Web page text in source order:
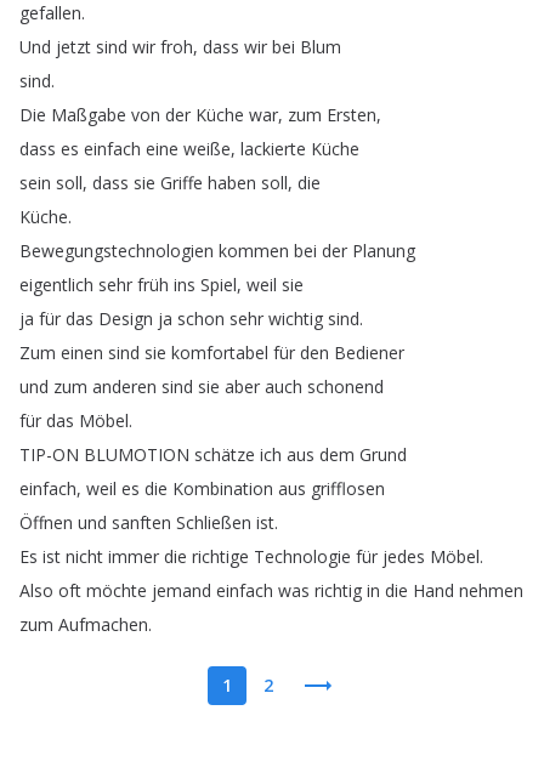
gefallen.
Und jetzt sind wir froh, dass wir bei Blum
sind.
Die Maßgabe von der Küche war, zum Ersten,
dass es einfach eine weiße, lackierte Küche
sein soll, dass sie Griffe haben soll, die
Küche.
Bewegungstechnologien kommen bei der Planung
eigentlich sehr früh ins Spiel, weil sie
ja für das Design ja schon sehr wichtig sind.
Zum einen sind sie komfortabel für den Bediener
und zum anderen sind sie aber auch schonend
für das Möbel.
TIP-ON BLUMOTION schätze ich aus dem Grund
einfach, weil es die Kombination aus grifflosen
Öffnen und sanften Schließen ist.
Es ist nicht immer die richtige Technologie für jedes Möbel.
Also oft möchte jemand einfach was richtig in die Hand nehmen
zum Aufmachen.
1 2